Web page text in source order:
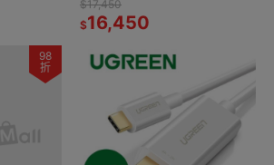
$17,450
$16,450
98
折